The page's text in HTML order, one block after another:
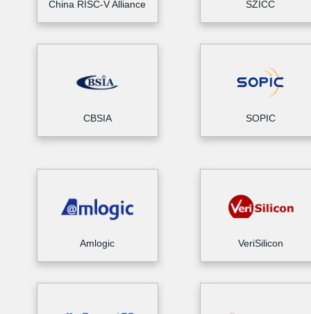
China RISC-V Alliance SZICC
CBSIA SOPIC
Amlogic VeriSilicon